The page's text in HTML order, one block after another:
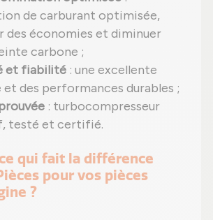
de carburant optimisée,
des économies et diminuer
carbone ;
et fiabilité : une excellente
et des performances durables ;
: turbocompresseur
testé et certifié.
qui fait la différence
pour vos pièces
?